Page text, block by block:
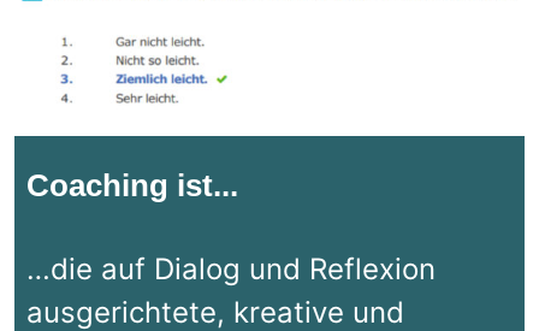
Coaching ist...
…die auf Dialog und Reflexion
ausgerichtete, kreative und